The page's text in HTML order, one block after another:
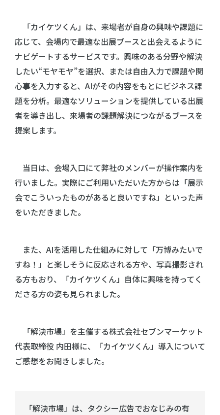
「カイケツくん」は、来場者が自身の興味や課題に
応じて、会場内で最適な出展ブースと出会えるように
ナビゲートするサービスです。興味のある分野や解決
したい“モヤモヤ”を選択、または自由入力で課題や関
心事を入力すると、AIがその内容をもとにビジネス課
題を分析。最適なソリューションを提供している出展
者を導き出し、来場者の課題解決につながるブースを
提案します。
当日は、会場入口にて弊社のメンバーが操作案内を
行いました。実際にご利用いただいた方からは「展示
会でこういったものがあると良いですね」といった声
をいただきました。
また、AIを活用した仕組みに対して「万博みたいで
すね！」と楽しそうに反応される方や、写真撮影され
る方もおり、「カイケツくん」自体に興味を持ってく
ださる方の姿も見られました。
「解決市場」を主催する株式会社セブンマーケット
代表取締役 内田様に、「カイケツくん」導入について
ご感想をお聞きしました。
「解決市場」は、タクシー広告でおなじみの有